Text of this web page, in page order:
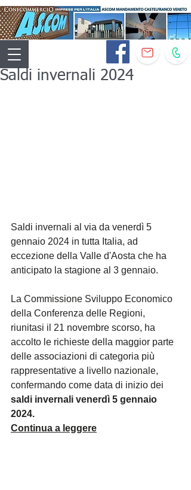
Saldi invernali 2024
Saldi invernali al via da venerdì 5
gennaio 2024 in tutta Italia, ad
eccezione della Valle d'Aosta che ha
anticipato la stagione al 3 gennaio.
La Commissione Sviluppo Economico
della Conferenza delle Regioni,
riunitasi il 21 novembre scorso, ha
accolto le richieste della maggior parte
delle associazioni di categoria più
rappresentative a livello nazionale,
confermando come data di inizio dei
saldi invernali venerdì 5 gennaio
2024.
Continua a leggere